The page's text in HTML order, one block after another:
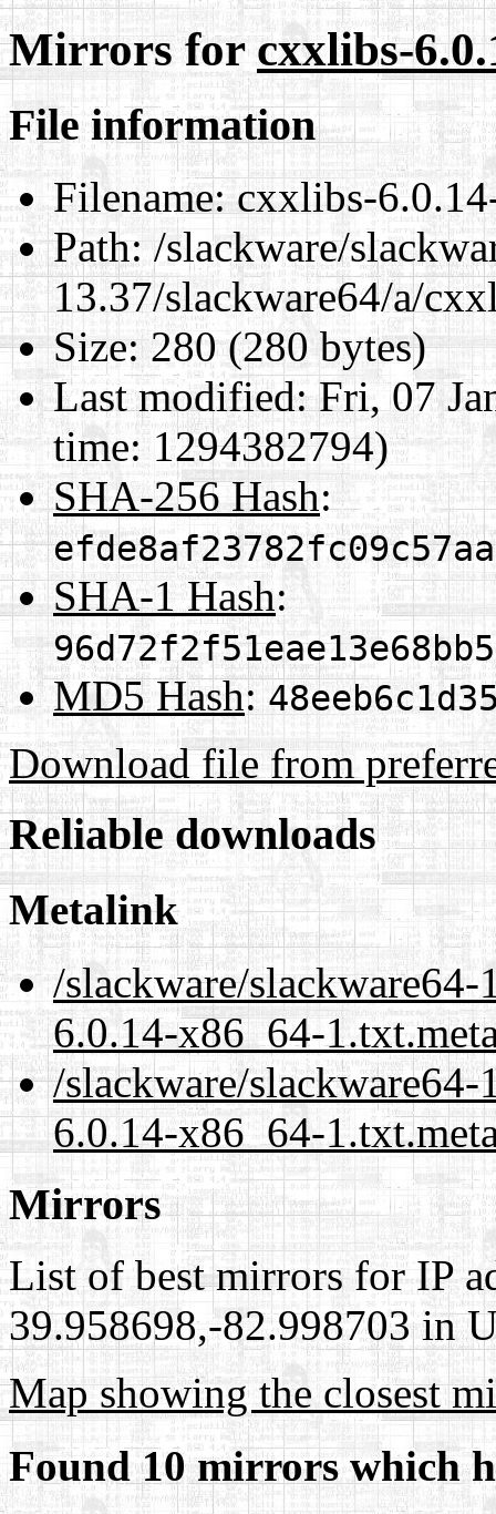
Mirrors forcxxlibs-
File information
Filename:cxxlibs-
Path:/slackware/
13.37/slackware64/a/
Size:280 (280 bytes)
Last modified:Fri, 07
time: 1294382794)
SHA-256 Hash:
SHA-1 Hash:
MD5 Hash:
Download file from
Reliable downloads
Metalink
/slackware/
6.0.14-x86_64-
/slackware/
6.0.14-x86_64-
Mirrors
List of best mirrors for IP
39.958698,-82.998703 in
Map showing the closest
Found 10 mirrors which